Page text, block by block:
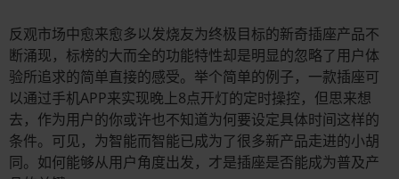
反观市场中愈来愈多以发烧友为终极目标的新奇插座产品不
断涌现，标榜的大而全的功能特性却是明显的忽略了用户体
验所追求的简单直接的感受。举个简单的例子，一款插座可
以通过手机APP来实现晚上8点开灯的定时操控，但思来想
去，作为用户的你或许也不知道为何要设定具体时间这样的
条件。可见，为智能而智能已成为了很多新产品走进的小胡
同。如何能够从用户角度出发，才是插座是否能成为普及产